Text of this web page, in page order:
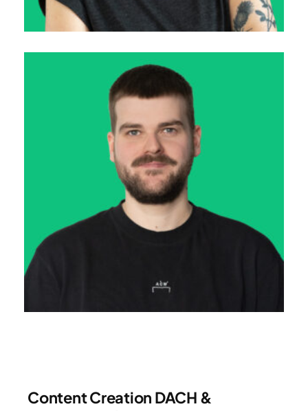
Content Creation DACH &